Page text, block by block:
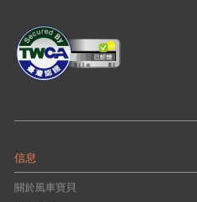
信息
關於風車寶貝